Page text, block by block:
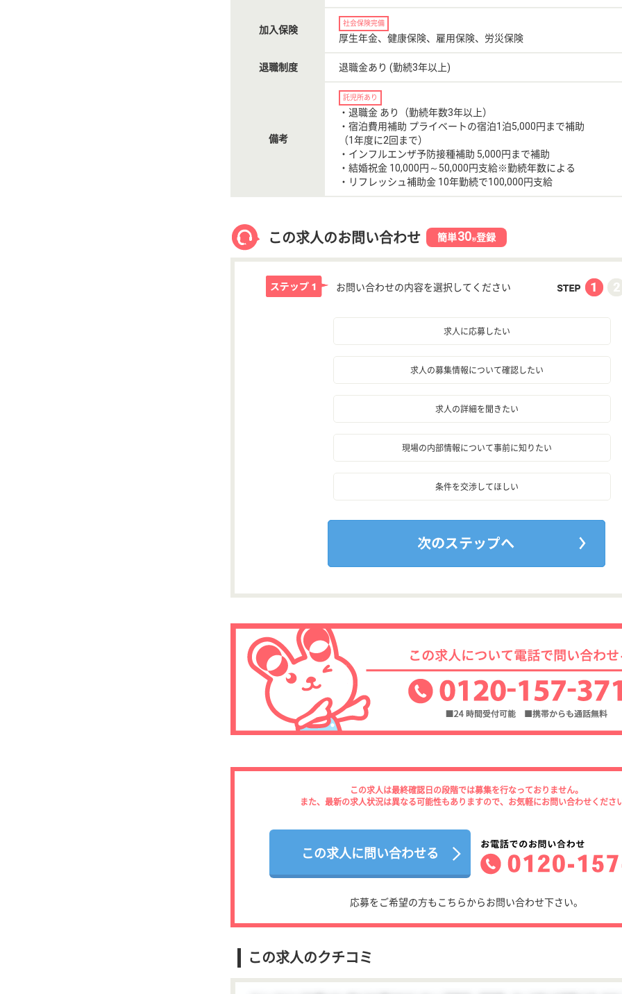
加入保険
社会保険完備
厚生年金、健康保険、雇用保険、労災保険
退職制度 退職金あり (勤続3年以上)
備考
託児所あり
・退職金 あり（勤続年数3年以上）
・宿泊費用補助 プライベートの宿泊1泊5,000円まで補助
（1年度に2回まで）
・インフルエンザ予防接種補助 5,000円まで補助
・結婚祝金 10,000円～50,000円支給※勤続年数による
・リフレッシュ補助金 10年勤続で100,000円支給
この求人のお問い合わせ 簡単30秒登録
お問い合わせの内容を選択してください
求人に応募したい
求人の募集情報について確認したい
求人の詳細を聞きたい
現場の内部情報について事前に知りたい
条件を交渉してほしい
この求人は最終確認日の段階では募集を行なっておりません。
また、最新の求人状況は異なる可能性もありますので、お気軽にお問い合わせくださ
この求人に問い合わせる
応募をご希望の方もこちらからお問い合わせ下さい。
この求人のクチコミ